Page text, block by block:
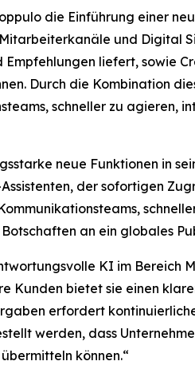
die Einführung einer
und Digital
liefert, sowie
Durch die Kombination
schneller zu agieren,
neue Funktionen in
der sofortigen
an ein globales
KI im Bereich
Kunden bietet sie einen
erfordert
werden, dass
können.“